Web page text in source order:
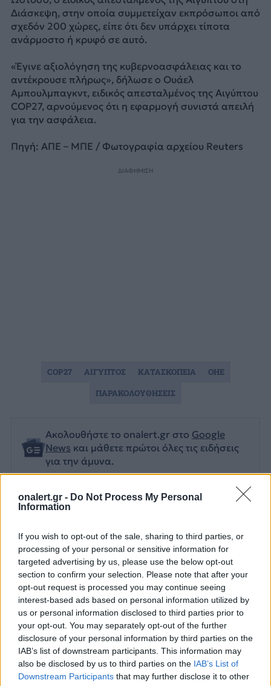
onalert.gr - Do Not Process My Personal
Information
If you wish to opt-out of the sale, sharing to third parties, or
processing of your personal or sensitive information for
targeted advertising by us, please use the below opt-out
section to confirm your selection. Please note that after your
opt-out request is processed you may continue seeing
interest-based ads based on personal information utilized by
us or personal information disclosed to third parties prior to
your opt-out. You may separately opt-out of the further
disclosure of your personal information by third parties on the
IAB’s list of downstream participants. This information may
also be disclosed by us to third parties on the IAB’s List of
Downstream Participants that may further disclose it to other
Patriot στη Σαουδική
Αραβία: Κάθε μήνα
επαναξιολογείται η
H «Βαβέλ»
μέσων της
Διάσκεψη, στην οποία συμμετείχαν εκπρόσωποι από
σχεδόν 200 χώρες, είπε ότι δεν υπάρχει τίποτα
ανάρμοστο ή κρυφό σε αυτό.
«Έγινε αξιολόγηση της κυβερνοασφάλειας και το
αντέκρουσε πλήρως», δήλωσε ο Ουάελ
Αμπουλμπαγκντ, ειδικός απεσταλμένος της Αιγύπτου
COP27, αρνούμενος ότι η εφαρμογή συνιστά απειλή
για την ασφάλεια.
Πηγή: ΑΠΕ – ΜΠΕ / Φωτογραφία αρχείου Reuters
ΔΙΑΦΗΜΙΣΗ
Ακολουθήστε το onalert.gr στο Google
News και μάθετε πρώτοι όλες τις ειδήσεις
για την άμυνα.
COP27 ΑΙΓΥΠΤΟΣ ΚΑΤΑΣΚΟΠΕΙΑ
ΟΗΕ
ΠΑΡΑΚΟΛΟΥΘΗΣΕΙΣ